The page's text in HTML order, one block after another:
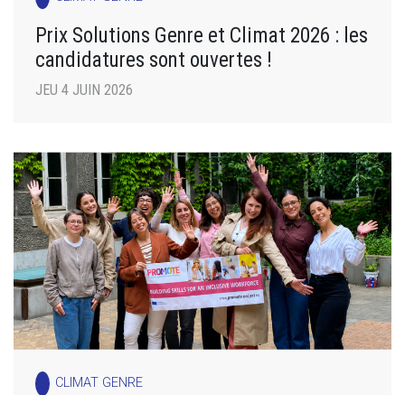
Prix Solutions Genre et Climat 2026 : les
candidatures sont ouvertes !
JEU 4 JUIN 2026
CLIMAT GENRE